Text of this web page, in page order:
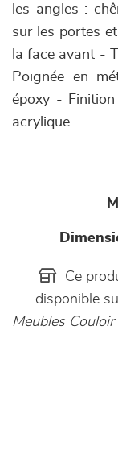
les angles :
sur les portes
la face avant -
Poignée en
époxy -
acrylique.
Ce
disponible
Meubles Couloir